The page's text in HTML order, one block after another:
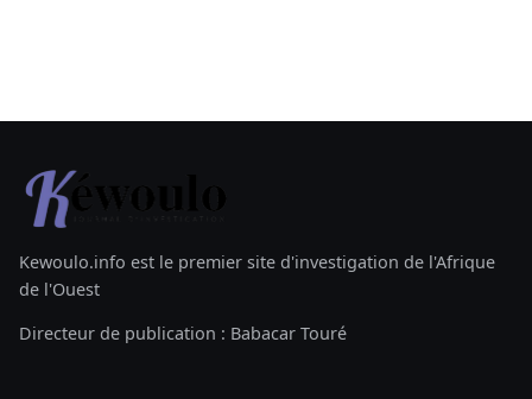
Kewoulo.info est le premier site d'investigation de l'Afrique
de l'Ouest
Directeur de publication : Babacar Touré